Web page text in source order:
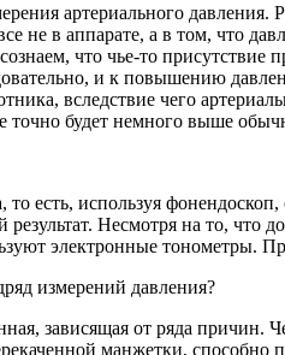
артериального
не в аппарате, а в том, что
что чье-то присутствие
и к повышению
вследствие чего
точно будет немного выше
то есть, используя
Несмотря на то,
электронные тонометры.
измерений давления?
зависящая от ряда
манжетки,